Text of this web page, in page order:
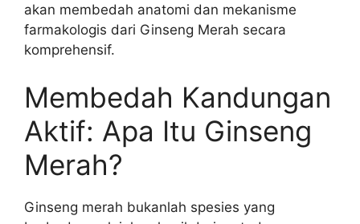
akan membedah anatomi dan mekanisme
farmakologis dari Ginseng Merah secara
komprehensif.
Membedah Kandungan
Aktif: Apa Itu Ginseng
Merah?
Ginseng merah bukanlah spesies yang